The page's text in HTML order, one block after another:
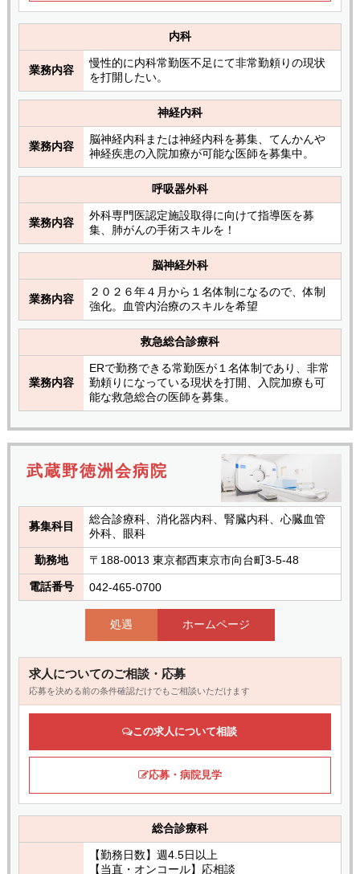
内科
業務内容
慢性的に内科常勤医不足にて非常勤頼りの現状
を打開したい。
神経内科
業務内容
脳神経内科または神経内科を募集、てんかんや
神経疾患の入院加療が可能な医師を募集中。
呼吸器外科
業務内容
外科専門医認定施設取得に向けて指導医を募
集、肺がんの手術スキルを！
脳神経外科
業務内容
２０２６年４月から１名体制になるので、体制
強化。血管内治療のスキルを希望
救急総合診療科
業務内容
ERで勤務できる常勤医が１名体制であり、非常
勤頼りになっている現状を打開、入院加療も可
能な救急総合の医師を募集。
武蔵野徳洲会病院
募集科目
総合診療科、消化器内科、腎臓内科、心臓血管
外科、眼科
勤務地 〒188-0013 東京都西東京市向台町3-5-48
電話番号 042-465-0700
処遇 ホームページ
求人についてのご相談・応募
応募を決める前の条件確認だけでもご相談いただけます
この求人について相談
応募・病院見学
総合診療科
【勤務日数】週4.5日以上
【当直・オンコール】応相談